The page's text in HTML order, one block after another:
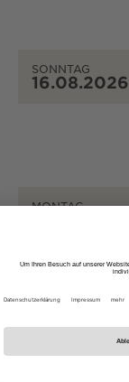
SONNTAG
16.08.2026
MONTAG
18.08.2026